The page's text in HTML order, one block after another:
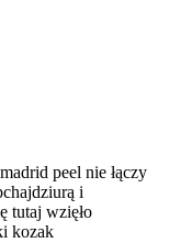
peel nie łączy
i
tutaj wzięło
kozak